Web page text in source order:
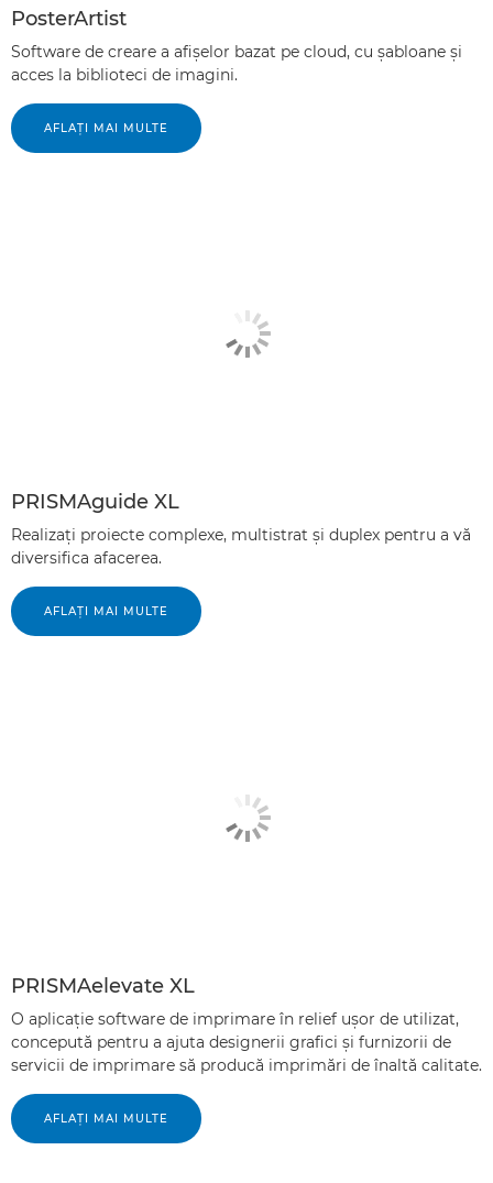
PosterArtist
Software de creare a afişelor bazat pe cloud, cu şabloane şi
acces la biblioteci de imagini.
AFLAŢI MAI MULTE
PRISMAguide XL
Realizaţi proiecte complexe, multistrat şi duplex pentru a vă
diversifica afacerea.
AFLAŢI MAI MULTE
PRISMAelevate XL
O aplicaţie software de imprimare în relief uşor de utilizat,
concepută pentru a ajuta designerii grafici şi furnizorii de
servicii de imprimare să producă imprimări de înaltă calitate.
AFLAŢI MAI MULTE